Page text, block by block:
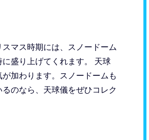
マス時期には、スノードーム
盛り上げてくれます。 天球
加わります。スノードームも
のなら、天球儀をぜひコレク